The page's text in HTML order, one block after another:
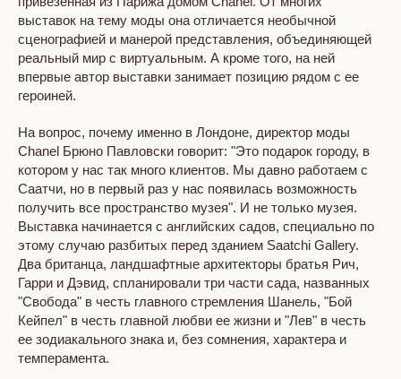
выставок на тему моды она отличается необычной
сценографией и манерой представления, объединяющей
реальный мир с виртуальным. А кроме того, на ней
впервые автор выставки занимает позицию рядом с ее
героиней.
На вопрос, почему именно в Лондоне, директор моды
Chanel Брюно Павловски говорит: "Это подарок городу, в
котором у нас так много клиентов. Мы давно работаем с
Саатчи, но в первый раз у нас появилась возможность
получить все пространство музея". И не только музея.
Выставка начинается с английских садов, специально по
этому случаю разбитых перед зданием Saatchi Gallery.
Два британца, ландшафтные архитекторы братья Рич,
Гарри и Дэвид, спланировали три части сада, названных
"Свобода" в честь главного стремления Шанель, "Бой
Кейпел" в честь главной любви ее жизни и "Лев" в честь
ее зодиакального знака и, без сомнения, характера и
темперамента.